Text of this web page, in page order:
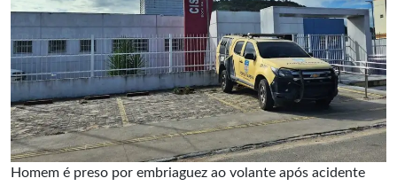
Homem é preso por embriaguez ao volante após acidente